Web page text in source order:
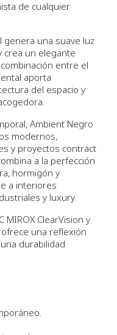
de cualquier
genera una suave luz
crea un elegante
entre el
aporta
del espacio y
Ambient Negro
modernos,
y proyectos contract
a la perfección
hormigón y
a interiores
y luxury.
MIROX ClearVision y
ofrece una reflexión
durabilidad